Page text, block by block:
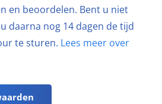
en beoordelen. Bent u niet
daarna nog 14 dagen de tijd
te sturen. Lees meer over